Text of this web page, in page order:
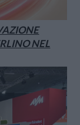
NEL